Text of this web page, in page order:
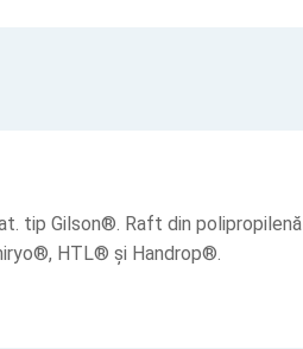
tip Gilson®. Raft din
HTL® și Handrop®.